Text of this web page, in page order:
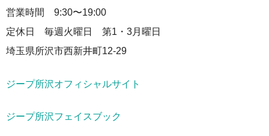
営業時間 9:30〜19:00
定休日 毎週火曜日 第1・3月曜日
埼玉県所沢市西新井町12-29
ジープ所沢オフィシャルサイト
ジープ所沢フェイスブック